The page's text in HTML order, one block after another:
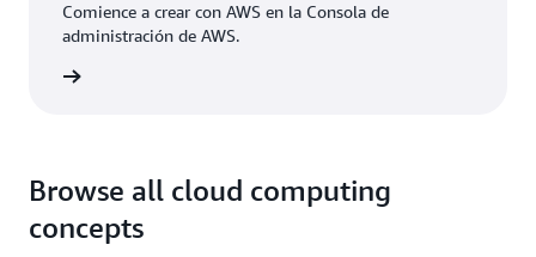
Comience a crear con AWS en la Consola de
administración de AWS.
Browse all cloud computing
concepts